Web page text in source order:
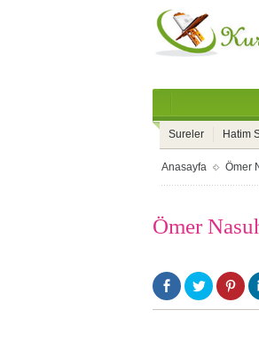
Sureler Hatim
Anasayfa Ömer
Ömer